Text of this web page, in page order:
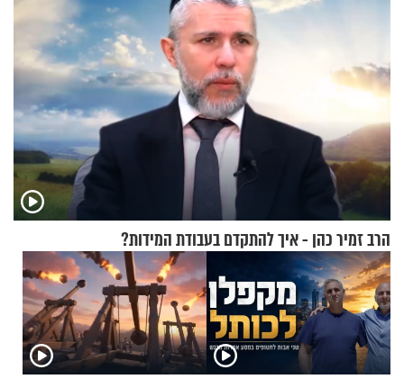
הרב זמיר כהן - איך להתקדם בעבודת המידות?